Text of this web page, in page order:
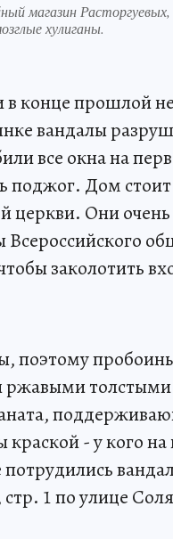
магазин
хулиганы.
конце прошлой
вандалы
все окна на
поджог. Дом
церкви. Они
Всероссийского
заколотить
поэтому
ржавыми
- у кого
1 по улице